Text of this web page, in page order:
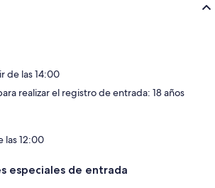
de las 14:00
realizar el registro de entrada: 18 años
las 12:00
especiales de entrada